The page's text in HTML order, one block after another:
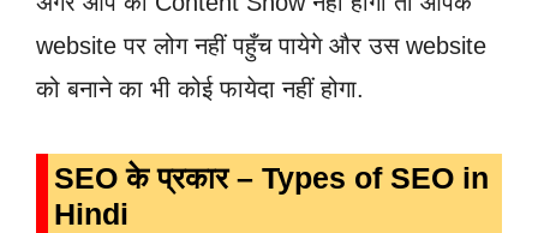
website पर लोग नहीं पहुँच पायेगे और उस website
को बनाने का भी कोई फायेदा नहीं होगा.
SEO के प्रकार – Types of SEO in
Hindi